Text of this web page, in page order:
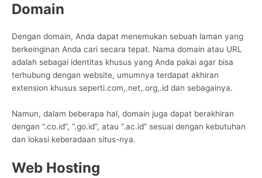
Domain
Dengan domain, Anda dapat menemukan sebuah laman yang
berkeinginan Anda cari secara tepat. Nama domain atau URL
adalah sebagai identitas khusus yang Anda pakai agar bisa
terhubung dengan website, umumnya terdapat akhiran
extension khusus seperti.com,.net,.org,.id dan sebagainya.
Namun, dalam beberapa hal, domain juga dapat berakhiran
dengan “.co.id”, “.go.id”, atau “.ac.id” sesuai dengan kebutuhan
dan lokasi keberadaan situs-nya.
Web Hosting